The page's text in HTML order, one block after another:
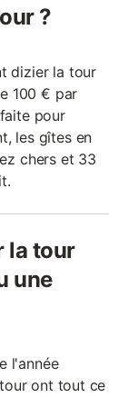
?
dizier la tour
100 € par
pour
les gîtes en
chers et 33
la tour
une
l'année
ont tout ce